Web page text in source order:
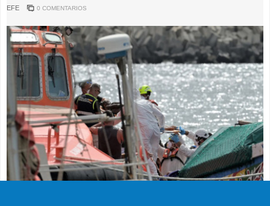
EFE 0 COMENTARIOS